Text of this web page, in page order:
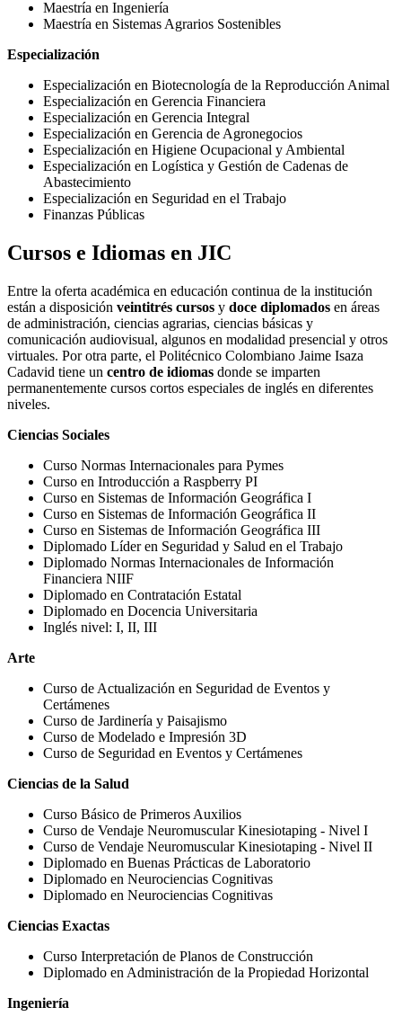
Maestría en Ingeniería
Maestría en Sistemas Agrarios Sostenibles
Especialización
Especialización en Biotecnología de la Reproducción Animal
Especialización en Gerencia Financiera
Especialización en Gerencia Integral
Especialización en Gerencia de Agronegocios
Especialización en Higiene Ocupacional y Ambiental
Especialización en Logística y Gestión de Cadenas de
Abastecimiento
Especialización en Seguridad en el Trabajo
Finanzas Públicas
Cursos e Idiomas en JIC
Entre la oferta académica en educación continua de la institución
están a disposición veintitrés cursos y doce diplomados en áreas
de administración, ciencias agrarias, ciencias básicas y
comunicación audiovisual, algunos en modalidad presencial y otros
virtuales. Por otra parte, el Politécnico Colombiano Jaime Isaza
Cadavid tiene un centro de idiomas donde se imparten
permanentemente cursos cortos especiales de inglés en diferentes
niveles.
Ciencias Sociales
Curso Normas Internacionales para Pymes
Curso en Introducción a Raspberry PI
Curso en Sistemas de Información Geográfica I
Curso en Sistemas de Información Geográfica II
Curso en Sistemas de Información Geográfica III
Diplomado Líder en Seguridad y Salud en el Trabajo
Diplomado Normas Internacionales de Información
Financiera NIIF
Diplomado en Contratación Estatal
Diplomado en Docencia Universitaria
Inglés nivel: I, II, III
Arte
Curso de Actualización en Seguridad de Eventos y
Certámenes
Curso de Jardinería y Paisajismo
Curso de Modelado e Impresión 3D
Curso de Seguridad en Eventos y Certámenes
Ciencias de la Salud
Curso Básico de Primeros Auxilios
Curso de Vendaje Neuromuscular Kinesiotaping - Nivel I
Curso de Vendaje Neuromuscular Kinesiotaping - Nivel II
Diplomado en Buenas Prácticas de Laboratorio
Diplomado en Neurociencias Cognitivas
Diplomado en Neurociencias Cognitivas
Ciencias Exactas
Curso Interpretación de Planos de Construcción
Diplomado en Administración de la Propiedad Horizontal
Ingeniería